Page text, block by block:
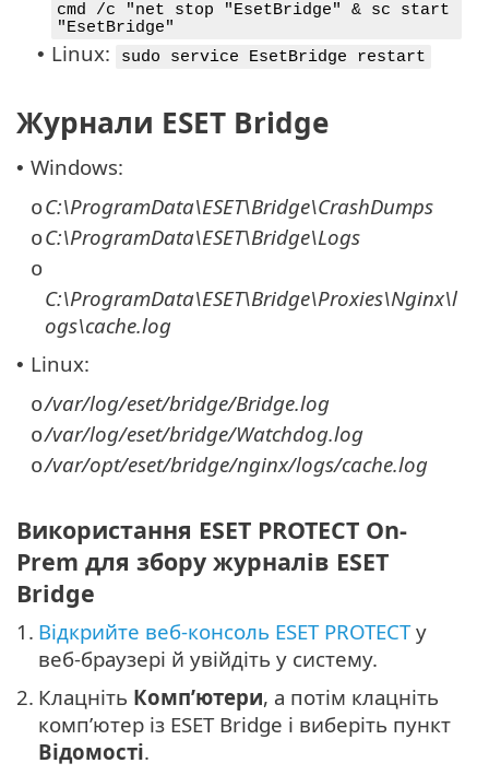
cmd /c "net stop "EsetBridge" & sc start
"EsetBridge"
• Linux: sudo service EsetBridge restart
Журнали ESET Bridge
• Windows:
oC:\ProgramData\ESET\Bridge\CrashDumps
oC:\ProgramData\ESET\Bridge\Logs
o
C:\ProgramData\ESET\Bridge\Proxies\Nginx\l
ogs\cache.log
• Linux:
o/var/log/eset/bridge/Bridge.log
o/var/log/eset/bridge/Watchdog.log
o/var/opt/eset/bridge/nginx/logs/cache.log
Використання ESET PROTECT On-
Prem для збору журналів ESET
Bridge
1. Відкрийте веб-консоль ESET PROTECTу
веб-браузері й увійдіть у систему.
2. Клацніть Комп’ютери, а потім клацніть
комп’ютер із ESET Bridge і виберіть пункт
Відомості.